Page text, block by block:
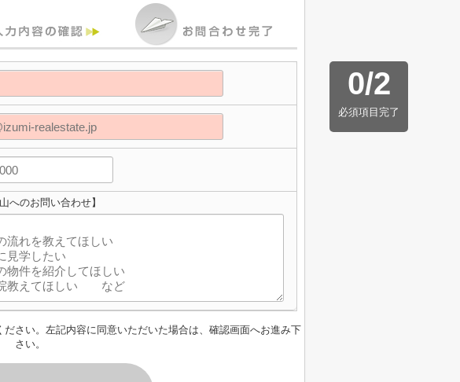
0/2
必須項目完了
へのお問い合わせ】
ださい。左記内容に同意いただいた場合は、確認画面へお進み下
さい。